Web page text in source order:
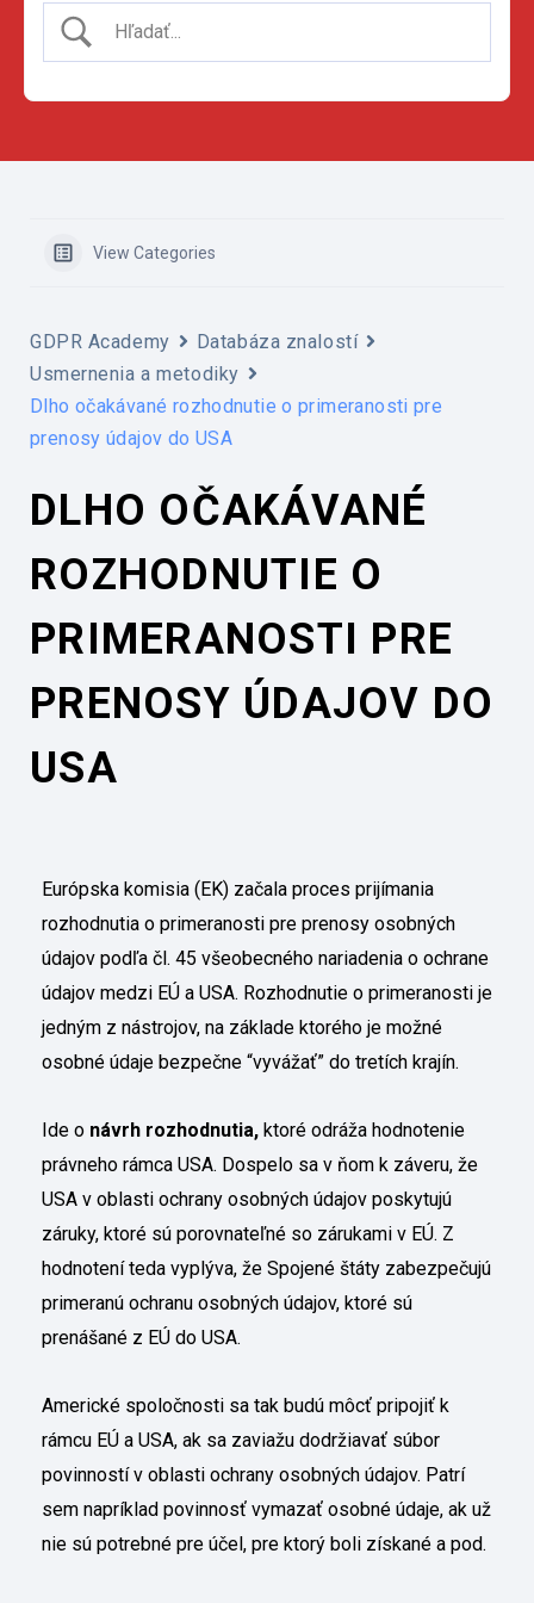
View Categories
GDPR Academy
Databáza znalostí
Usmernenia a metodiky
Dlho očakávané rozhodnutie o primeranosti pre
prenosy údajov do USA
DLHO OČAKÁVANÉ
ROZHODNUTIE O
PRIMERANOSTI PRE
PRENOSY ÚDAJOV DO
USA
Európska komisia (EK) začala proces prijímania
rozhodnutia o primeranosti pre prenosy osobných
údajov podľa čl. 45 všeobecného nariadenia o ochrane
údajov medzi EÚ a USA. Rozhodnutie o primeranosti je
jedným z nástrojov, na základe ktorého je možné
osobné údaje bezpečne “vyvážať” do tretích krajín.
Ide o návrh rozhodnutia, ktoré odráža hodnotenie
právneho rámca USA. Dospelo sa v ňom k záveru, že
USA v oblasti ochrany osobných údajov poskytujú
záruky, ktoré sú porovnateľné so zárukami v EÚ. Z
hodnotení teda vyplýva, že Spojené štáty zabezpečujú
primeranú ochranu osobných údajov, ktoré sú
prenášané z EÚ do USA.
Americké spoločnosti sa tak budú môcť pripojiť k
rámcu EÚ a USA, ak sa zaviažu dodržiavať súbor
povinností v oblasti ochrany osobných údajov. Patrí
sem napríklad povinnosť vymazať osobné údaje, ak už
nie sú potrebné pre účel, pre ktorý boli získané a pod.